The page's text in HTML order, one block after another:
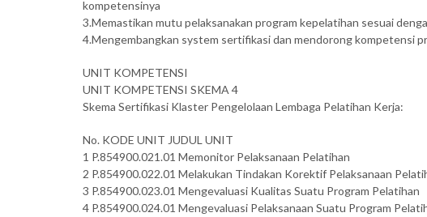
kompetensinya
3.Memastikan mutu pelaksanakan program kepelatihan sesuai
4.Mengembangkan system sertifikasi dan mendorong kompetensi
UNIT KOMPETENSI
UNIT KOMPETENSI SKEMA 4
Skema Sertifikasi Klaster Pengelolaan Lembaga Pelatihan Kerja:
No. KODE UNIT JUDUL UNIT
1 P.854900.021.01 Memonitor Pelaksanaan Pelatihan
2 P.854900.022.01 Melakukan Tindakan Korektif Pelaksanaan
3 P.854900.023.01 Mengevaluasi Kualitas Suatu Program Pelatihan
4 P.854900.024.01 Mengevaluasi Pelaksanaan Suatu Program